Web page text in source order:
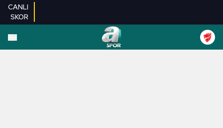
CANLI
SKOR